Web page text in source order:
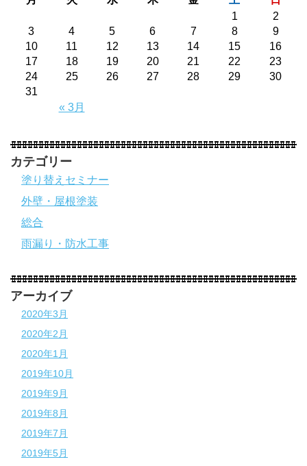
« 3月
1
2
3
4 5 6 7 8
9
10
11 12 13 14 15
16
17
18 19 20 21 22
23
24
25 26 27 28 29
30
31
カテゴリー
塗り替えセミナー
外壁・屋根塗装
総合
雨漏り・防水工事
アーカイブ
2020年3月
2020年2月
2020年1月
2019年10月
2019年9月
2019年8月
2019年7月
2019年5月